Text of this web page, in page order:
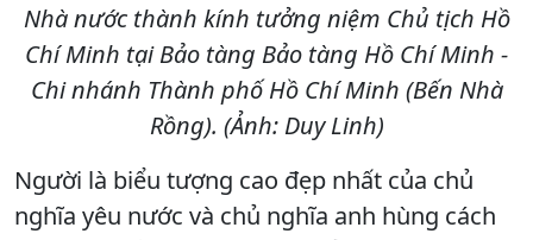
Nhà nước thành kính tưởng niệm Chủ tịch Hồ
Chí Minh tại Bảo tàng Bảo tàng Hồ Chí Minh -
Chi nhánh Thành phố Hồ Chí Minh (Bến Nhà
Rồng). (Ảnh: Duy Linh)
Người là biểu tượng cao đẹp nhất của chủ
nghĩa yêu nước và chủ nghĩa anh hùng cách